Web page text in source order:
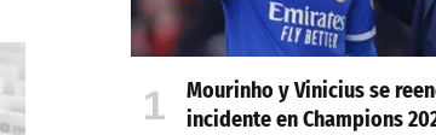
Mourinho y Vinicius se
incidente en Champions